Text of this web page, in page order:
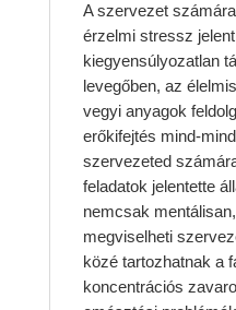
A szervezet
érzelmi stressz
kiegyensúlyozatlan
levegőben, az
vegyi anyagok
erőkifejtés mind-
szervezeted
feladatok jelentette
nemcsak
megviselheti
közé tartozhatnak a
koncentrációs